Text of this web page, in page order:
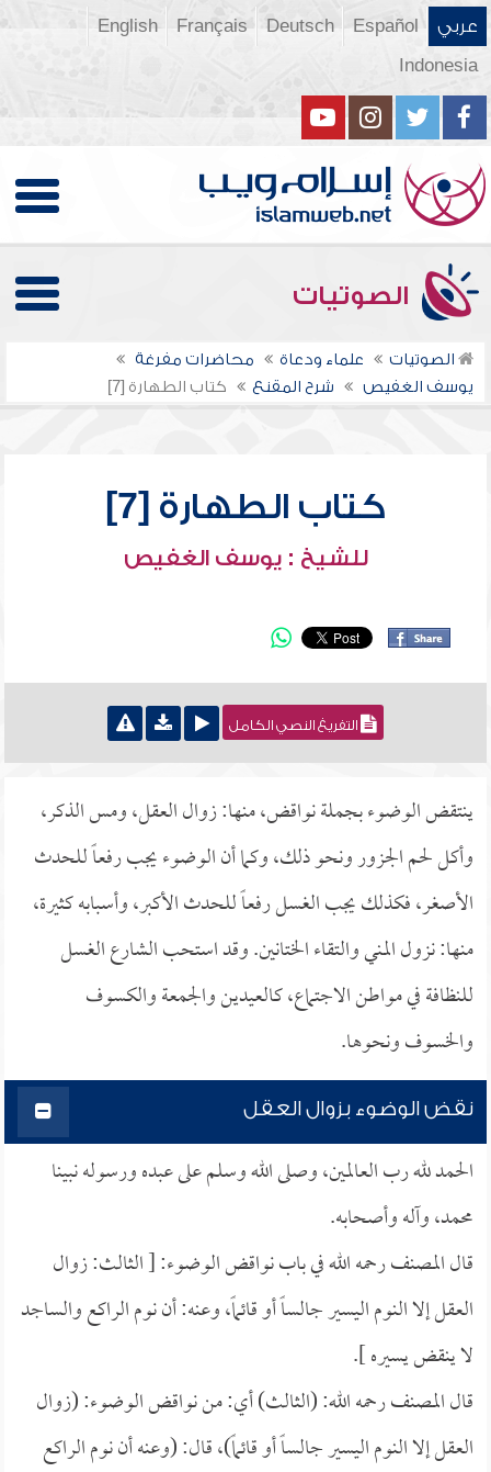
عربي Español
Deutsch
Français
English
Indonesia
الصوتيات
الصوتيات علماء ودعاة
محاضرات مفرغة
يوسف الغفيص
شرح المقنع كتاب الطهارة [7]
كتاب الطهارة [7]
للشيخ : يوسف الغفيص
التفريغ النصي الكامل
ينتقض الوضوء بجملة نواقض، منها: زوال العقل، ومس الذكر،
وأكل لحم الجزور ونحو ذلك، وكما أن الوضوء يجب رفعاً للحدث
الأصغر، فكذلك يجب الغسل رفعاً للحدث الأكبر، وأسبابه كثيرة،
منها: نزول المني والتقاء الختانين. وقد استحب الشارع الغسل
للنظافة في مواطن الاجتماع، كالعيدين والجمعة والكسوف
والخسوف ونحوها.
نقض الوضوء بزوال العقل
الحمد لله رب العالمين، وصلى الله وسلم على عبده ورسوله نبينا
محمد، وآله وأصحابه.
قال المصنف رحمه الله في باب نواقض الوضوء: [ الثالث: زوال
العقل إلا النوم اليسير جالساً أو قائماً، وعنه: أن نوم الراكع والساجد
لا ينقض يسيره ].
قال المصنف رحمه الله: (الثالث) أي: من نواقض الوضوء: (زوال
العقل إلا النوم اليسير جالساً أو قائماً)، قال: (وعنه أن نوم الراكع